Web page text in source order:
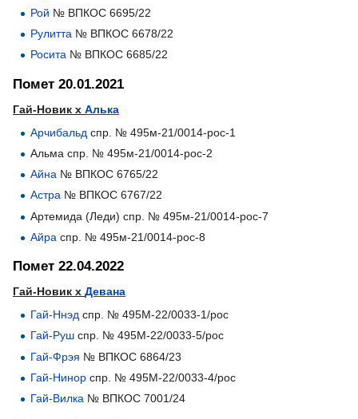
Рой № ВПКОС 6695/22
Рулитта № ВПКОС 6678/22
Росита № ВПКОС 6685/22
Помет 20.01.2021
Гай-Новик х Алька
Арчибальд спр. № 495м-21/0014-рос-1
Альма спр. № 495м-21/0014-рос-2
Айна № ВПКОС 6765/22
Астра № ВПКОС 6767/22
Артемида (Леди) спр. № 495м-21/0014-рос-7
Айра спр. № 495м-21/0014-рос-8
Помет 22.04.2022
Гай-Новик х Девана
Гай-Ннэд спр. № 495М-22/0033-1/рос
Гай-Руш спр. № 495М-22/0033-5/рос
Гай-Фрэя № ВПКОС 6864/23
Гай-Нинор спр. № 495М-22/0033-4/рос
Гай-Вилка № ВПКОС 7001/24